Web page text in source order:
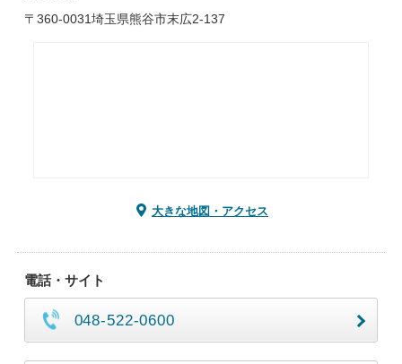
〒360-0031埼玉県熊谷市末広2-137
大きな地図・アクセス
電話・サイト
048-522-0600